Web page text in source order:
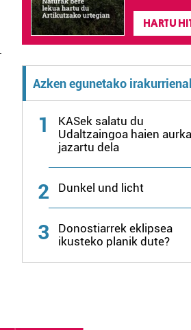
HARTU
Azken egunetako
1
KASek salatu du
Udaltzaingoa haien aurka
jazartu dela
2 Dunkel und licht
3
Donostiarrek eklipsea
ikusteko planik dute?